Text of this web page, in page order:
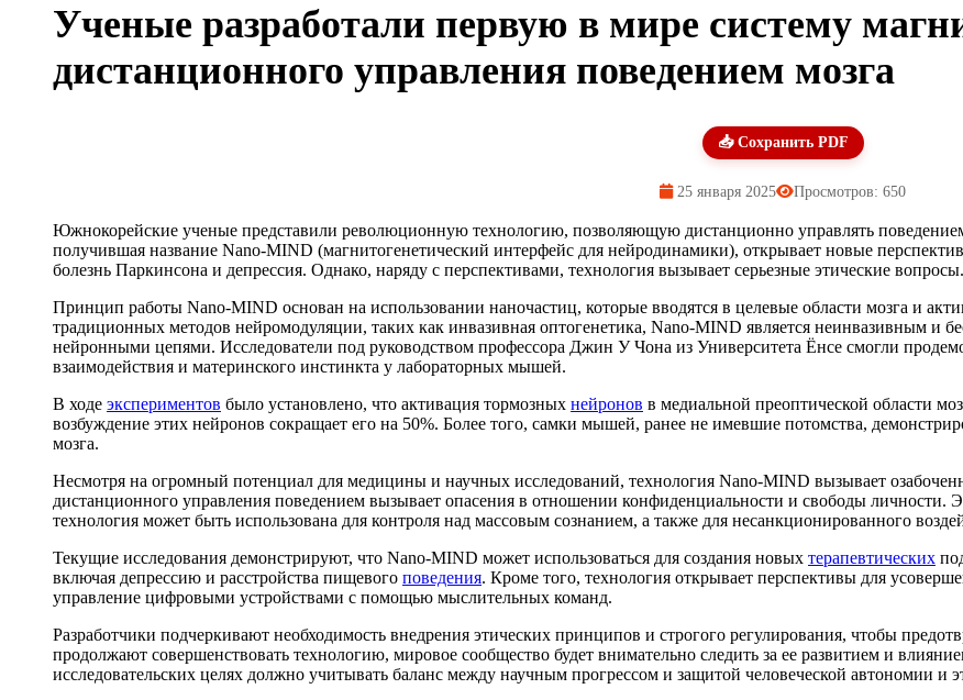
Ученые разработали первую в мире систему
дистанционного управления поведением мозга
📥 Сохранить PDF
25 января 2025 Просмотров: 650
Южнокорейские ученые представили революционную технологию, позволяющую дистанционно управлять
получившая название Nano-MIND (магнитогенетический интерфейс для нейродинамики), открывает новые
болезнь Паркинсона и депрессия. Однако, наряду с перспективами, технология вызывает серьезные этические вопросы.
Принцип работы Nano-MIND основан на использовании наночастиц, которые вводятся в целевые области мозга и
традиционных методов нейромодуляции, таких как инвазивная оптогенетика, Nano-MIND является неинвазивным и
нейронными цепями. Исследователи под руководством профессора Джин У Чона из Университета Ёнсе смогли
взаимодействия и материнского инстинкта у лабораторных мышей.
В ходе экспериментов было установлено, что активация тормозных нейронов в медиальной преоптической области
возбуждение этих нейронов сокращает его на 50%. Более того, самки мышей, ранее не имевшие потомства,
мозга.
Несмотря на огромный потенциал для медицины и научных исследований, технология Nano-MIND вызывает
дистанционного управления поведением вызывает опасения в отношении конфиденциальности и свободы личности.
технология может быть использована для контроля над массовым сознанием, а также для несанкционированного
Текущие исследования демонстрируют, что Nano-MIND может использоваться для создания новых терапевтических
включая депрессию и расстройства пищевого поведения. Кроме того, технология открывает перспективы для
управление цифровыми устройствами с помощью мыслительных команд.
Разработчики подчеркивают необходимость внедрения этических принципов и строгого регулирования, чтобы
продолжают совершенствовать технологию, мировое сообщество будет внимательно следить за ее развитием и
исследовательских целях должно учитывать баланс между научным прогрессом и защитой человеческой автономии и